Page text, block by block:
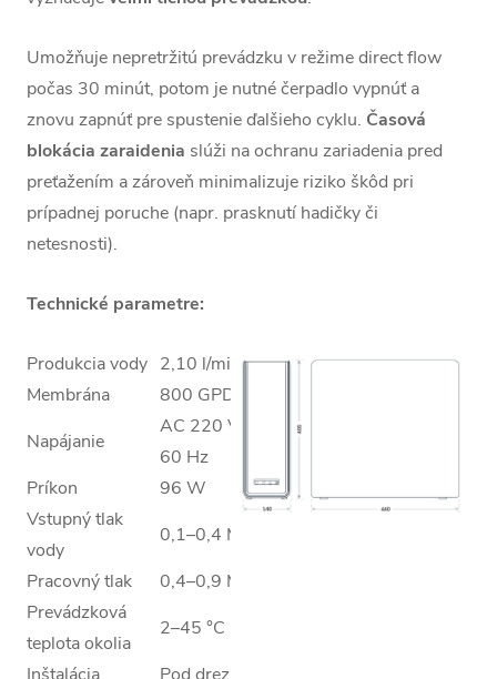
Umožňuje nepretržitú prevádzku v režime direct flow
počas 30 minút, potom je nutné čerpadlo vypnúť a
znovu zapnúť pre spustenie ďalšieho cyklu. Časová
blokácia zaraidenia slúži na ochranu zariadenia pred
preťažením a zároveň minimalizuje riziko škôd pri
prípadnej poruche (napr. prasknutí hadičky či
netesnosti).
Technické parametre:
Produkcia vody 2,10 l/min
Membrána
800 GPD
Napájanie
AC 220 V / 50–
60 Hz
Príkon
96 W
Vstupný tlak
vody
0,1–0,4 MPa
Pracovný tlak
0,4–0,9 MPa
Prevádzková
teplota okolia
2–45 °C